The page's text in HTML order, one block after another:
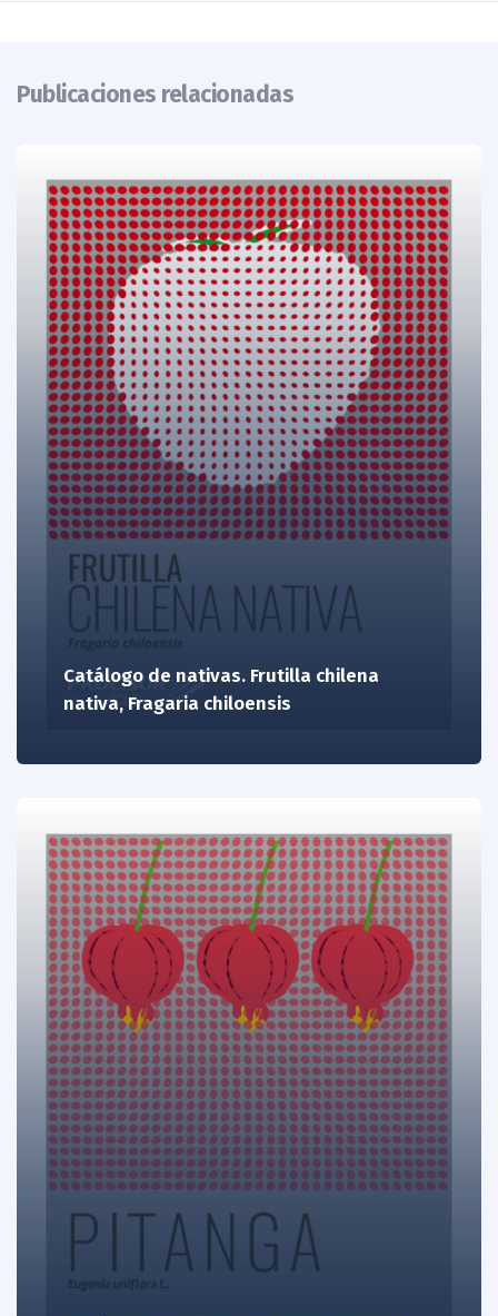
Publicaciones relacionadas
Catálogo de nativas. Frutilla chilena
nativa, Fragaria chiloensis